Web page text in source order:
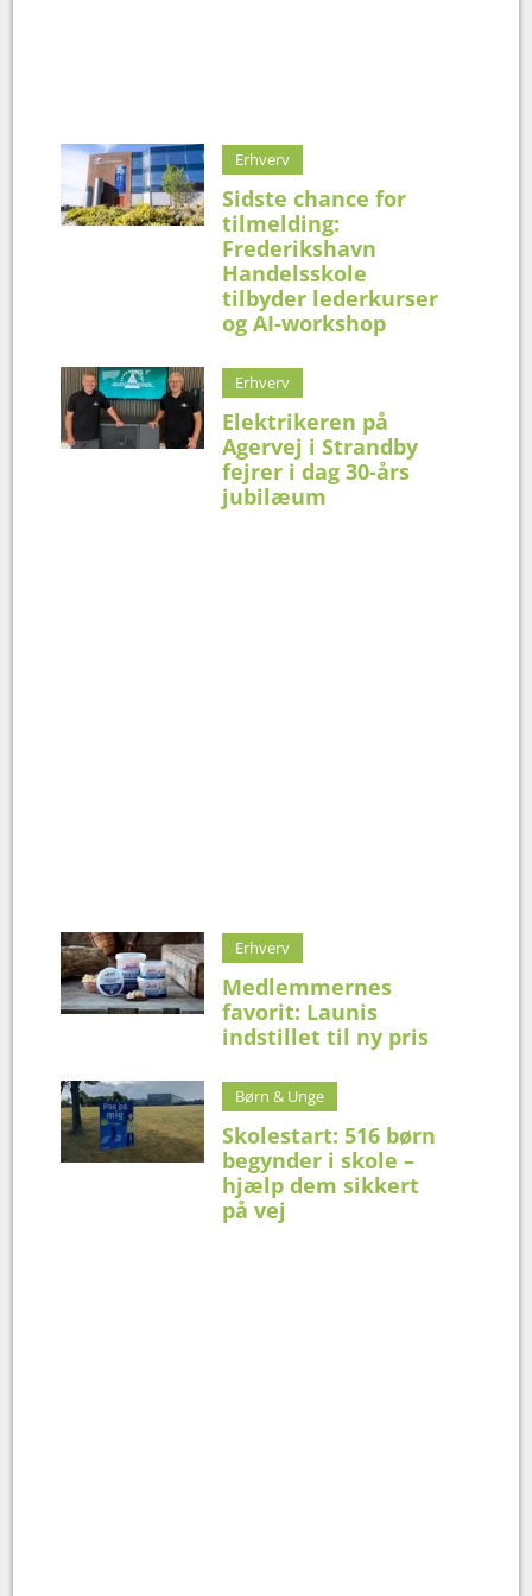
Erhverv
Sidste chance for
tilmelding:
Frederikshavn
Handelsskole
tilbyder lederkurser
og AI-workshop
Erhverv
Elektrikeren på
Agervej i Strandby
fejrer i dag 30-års
jubilæum
Erhverv
Medlemmernes
favorit: Launis
indstillet til ny pris
Børn & Unge
Skolestart: 516 børn
begynder i skole –
hjælp dem sikkert
på vej